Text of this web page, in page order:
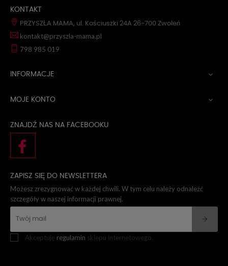
KONTAKT
PRZYSZŁA MAMA, ul. Kościuszki 24A 26-700 Zwoleń
kontakt@przyszla-mama.pl
798 985 019
INFORMACJE 
MOJE KONTO 
ZNAJDŹ NAS NA FACEBOOKU
ZAPISZ SIĘ DO NEWSLETTERA
Możesz zrezygnować w każdej chwili. W tym celu należy odnaleźć
szczegóły w naszej informacji prawnej.
Akceptuję regulamin sklepu internetowego.